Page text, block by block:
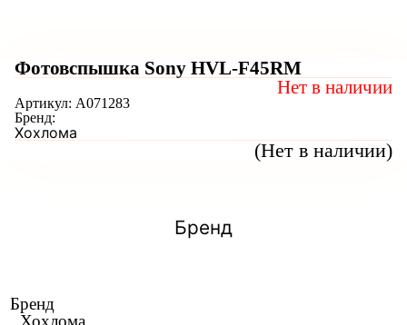
Фотовспышка Sony HVL-F45RM
(Нет в наличии)
Нет в наличии
Артикул: A071283
Бренд:
Хохлома
Бренд
Бренд
Хохлома